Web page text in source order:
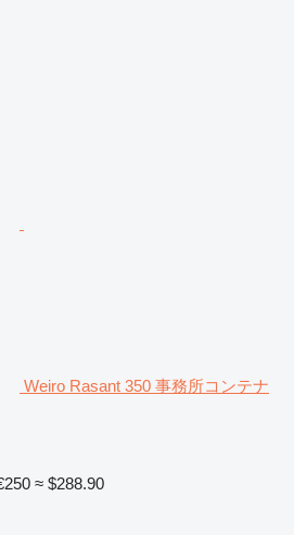
Weiro Rasant 350 事務所コンテナ
≈ $288.90